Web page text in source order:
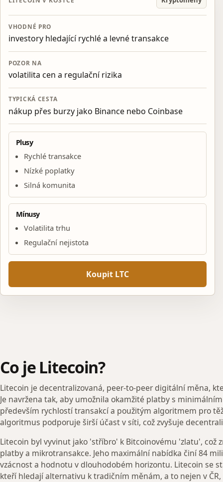
VHODNÉ PRO
investory hledající rychlé a levné transakce
POZOR NA
volatilita cen a regulační rizika
TYPICKÁ CESTA
nákup přes burzy jako Binance nebo Coinbase
Plusy
Rychlé transakce
Nízké poplatky
Silná komunita
Mínusy
Volatilita trhu
Regulační nejistota
Koupit LTC
Co je Litecoin?
Litecoin je decentralizovaná, peer-to-peer digitální měna,
Je navržena tak, aby umožnila okamžité platby s
především rychlostí transakcí a použitým algoritmem pro
algoritmus podporuje širší účast v síti, což zvyšuje
Litecoin byl vyvinut jako 'stříbro' k Bitcoinovému 'zlatu', což
platby a mikrotransakce. Jeho maximální nabídka činí 84
vzácnost a hodnotu v dlouhodobém horizontu. Litecoin se
kteří hledají alternativu k tradičním měnám, a to nejen v